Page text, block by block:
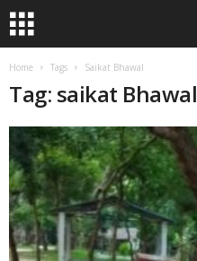
Home Tags Saikat Bhawal
Tag: saikat Bhawal